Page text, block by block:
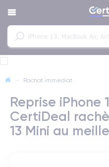
— Rachat immédiat
Reprise iPhone
CertiDeal
13 Mini au